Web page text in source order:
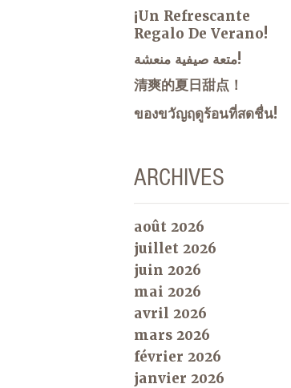
¡Un Refrescante
Regalo De Verano!
متعة صيفية منعشة!
清爽的夏日甜点！
ของขวัญฤดูร้อนที่สดชื่น!
ARCHIVES
août 2026
juillet 2026
juin 2026
mai 2026
avril 2026
mars 2026
février 2026
janvier 2026